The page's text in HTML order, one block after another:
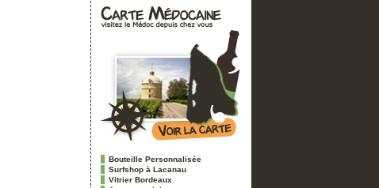
Bouteille Personnalisée
Surfshop à Lacanau
Vitrier Bordeaux